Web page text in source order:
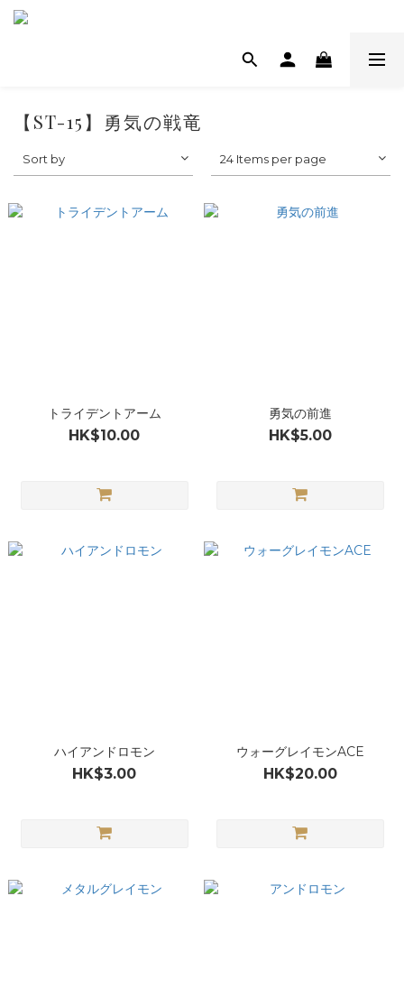
【ST-15】勇気の戦竜
Sort by 24 Items per page
トライデントアーム
HK$10.00
勇気の前進
HK$5.00
ハイアンドロモン
HK$3.00
ウォーグレイモンACE
HK$20.00